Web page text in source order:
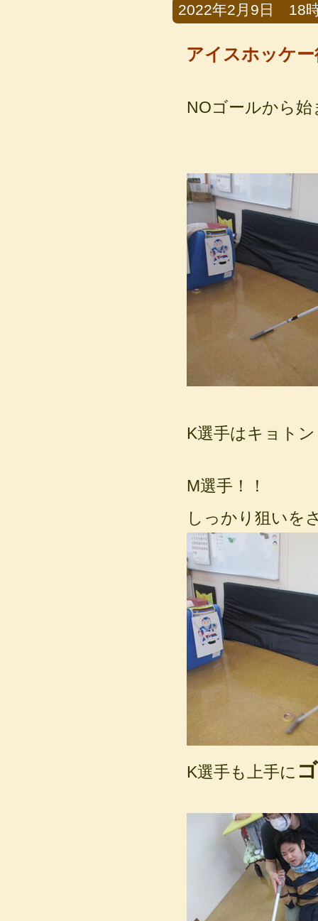
2022年2月9日 18
アイスホッケ
NOゴールから
K選手はキョト
M選手！！
しっかり狙いを
K選手も上手に